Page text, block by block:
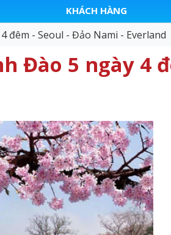
KHÁCH HÀNG
đêm - Seoul - Đảo Nami - Everland
Đào 5 ngày 4